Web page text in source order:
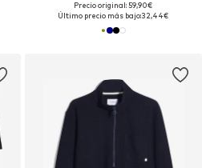
Precio original: 59,90€
Último precio más bajo:32,44€